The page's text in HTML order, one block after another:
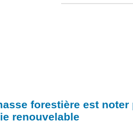
forestière est
renouvelable